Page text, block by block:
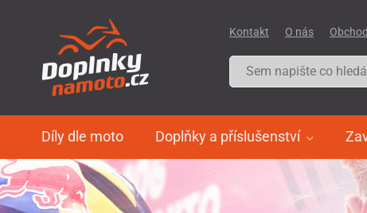
Díly dle moto Doplňky a příslušenství
Kontakt O nás